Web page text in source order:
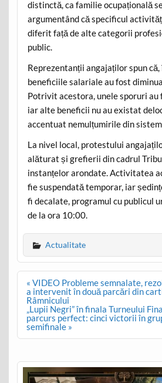
distinctă, ca familie ocupațională
argumentând că specificul
diferit față de alte categorii
public.
Reprezentanții angajaților spun
beneficiile salariale au fost
Potrivit acestora, unele sporuri au
iar alte beneficii nu au existat
accentuat nemulțumirile din
La nivel local, protestului
alăturat și grefierii din cadrul
instanțelor arondate. Activitatea
fie suspendată temporar, iar
fi decalate, programul cu publicul
de la ora 10:00.
Actualitate
Post
navigation
« VIDEO Probleme semnalate,
a intervenit în două parcări din
Râmnicului
„Lupii Negri” în finala Turneului
parcurs perfect: cinci victorii în
semifinale »